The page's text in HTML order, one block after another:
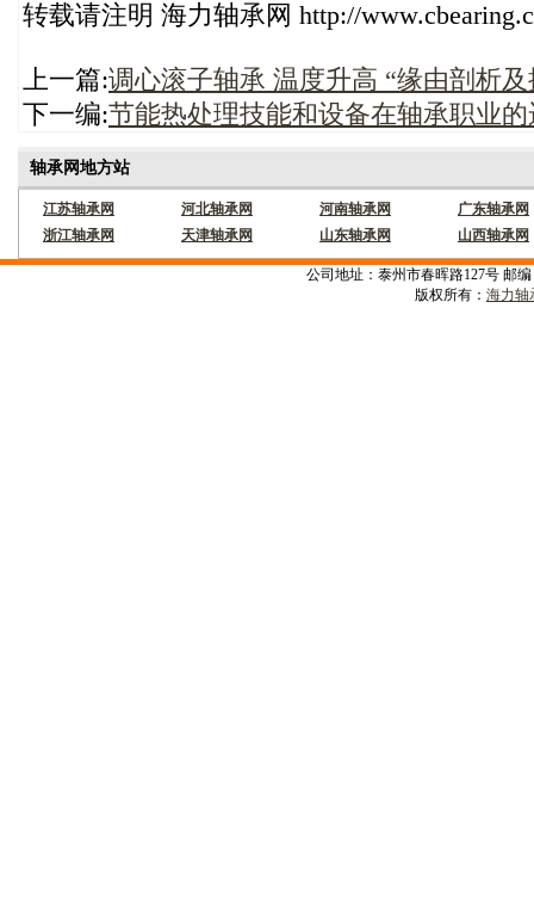
转载请注明 海力轴承网 http://
上一篇:调心滚子轴承 温度升高 “缘由剖析
下一编:节能热处理技能和设备在轴承职业
轴承网地方站
江苏轴承网 河北轴承网 河南轴承网
广东轴承网
浙江轴承网
天津轴承网 山东轴承网 山西轴承网
公司地址：泰州市春晖路127号 邮编
版权所有： 海力轴